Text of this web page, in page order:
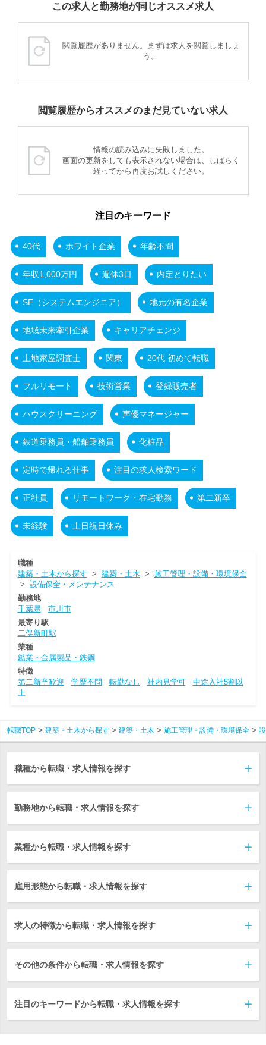
この求人と勤務地が同じオススメ求人
閲覧履歴がありません。まずは求人を閲覧しましょ
う。
閲覧履歴からオススメのまだ見ていない求人
情報の読み込みに失敗しました。
画面の更新をしても表示されない場合は、しばらく
経ってから再度お試しください。
注目のキーワード
40代 ホワイト企業 年齢不問
年収1,000万円 週休3日 内定とりたい
SE（システムエンジニア） 地元の有名企業
地域未来牽引企業 キャリアチェンジ
土地家屋調査士 関東 20代 初めて転職
フルリモート 技術営業 登録販売者
ハウスクリーニング 声優マネージャー
鉄道乗務員・船舶乗務員 化粧品
定時で帰れる仕事 注目の求人検索ワード
正社員 リモートワーク・在宅勤務 第二新卒
未経験 土日祝日休み
職種
建築・土木から探す > 建築・土木 > 施工管理・設備・環境保全
> 設備保全・メンテナンス
勤務地
千葉県
市川市
最寄り駅
二俣新町駅
業種
鉱業・金属製品・鉄鋼
特徴
第二新卒歓迎
学歴不問 転勤なし 社内見学可
中途入社5割以
上
転職TOP 建築・土木から探す 建築・土木 施工管理・設備・環境保全
職種から転職・求人情報を探す
勤務地から転職・求人情報を探す
業種から転職・求人情報を探す
雇用形態から転職・求人情報を探す
求人の特徴から転職・求人情報を探す
その他の条件から転職・求人情報を探す
注目のキーワードから転職・求人情報を探す